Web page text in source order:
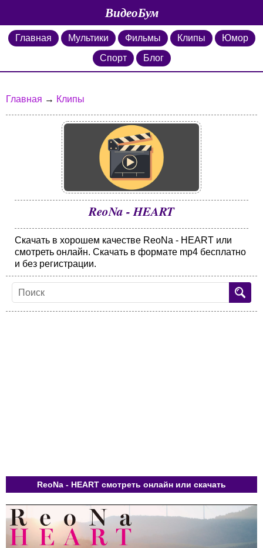
ВидеоБум
Главная Мультики Фильмы Клипы
Юмор
Спорт
Блог
Главная → Клипы
ReoNa - HEART
Скачать в хорошем качестве ReoNa - HEART или
смотреть онлайн. Скачать в формате mp4 бесплатно
и без регистрации.
ReoNa - HEART смотреть онлайн или скачать